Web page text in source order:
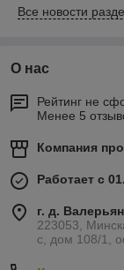
Все новости
О нас
Рейтинг не
Менее 5
Компания
Работает с
г. д.
223053,
с, дом 108/1,